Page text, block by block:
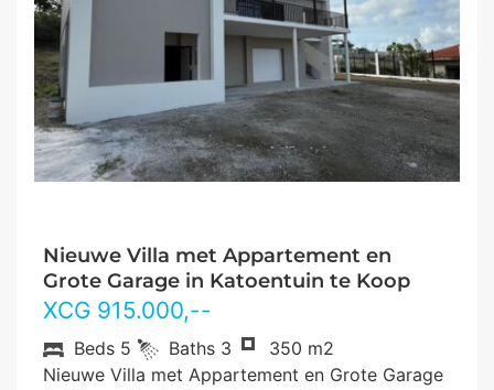
Nieuwe Villa met Appartement en
Grote Garage in Katoentuin te Koop
XCG 915.000,--
Beds 5 Baths 3
350 m2
Nieuwe Villa met Appartement en Grote Garage